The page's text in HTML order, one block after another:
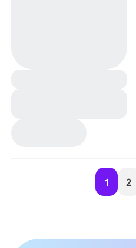
Кеды CV0813-1 темно
синие
1 2